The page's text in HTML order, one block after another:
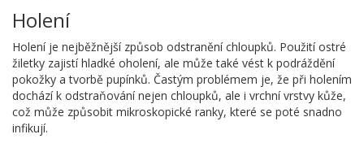
Holení
Holení je nejběžnější způsob odstranění chloupků. Použití ostré
žiletky zajistí hladké oholení, ale může také vést k podráždění
pokožky a tvorbě pupínků. Častým problémem je, že při holením
dochází k odstraňování nejen chloupků, ale i vrchní vrstvy kůže,
což může způsobit mikroskopické ranky, které se poté snadno
infikují.